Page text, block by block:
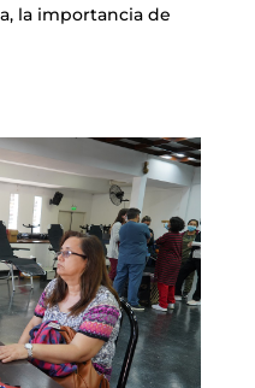
la importancia de